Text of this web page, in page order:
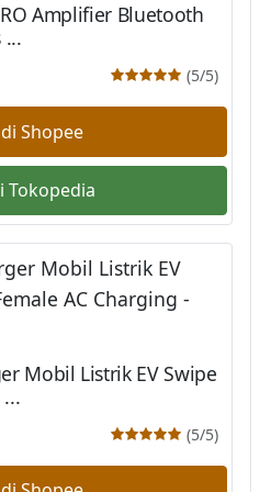
Amplifier Bluetooth
...
(5/5)
Shopee
Tokopedia
Mobil Listrik EV Swipe
(5/5)